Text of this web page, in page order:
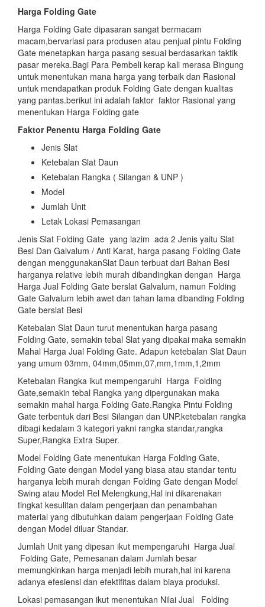
Harga Folding Gate
Harga Folding Gate dipasaran sangat bermacam
macam,bervariasi para produsen atau penjual pintu Folding
Gate menetapkan harga pasang sesuai berdasarkan taktik
pasar mereka.Bagi Para Pembeli kerap kali merasa Bingung
untuk menentukan mana harga yang terbaik dan Rasional
untuk mendapatkan produk Folding Gate dengan kualitas
yang pantas.berikut ini adalah faktor faktor Rasional yang
menentukan Harga Folding gate
Faktor Penentu Harga Folding Gate
Jenis Slat
Ketebalan Slat Daun
Ketebalan Rangka ( Silangan & UNP )
Model
Jumlah Unit
Letak Lokasi Pemasangan
Jenis Slat Folding Gate yang lazim ada 2 Jenis yaitu Slat
Besi Dan Galvalum / Anti Karat, harga pasang Folding Gate
dengan menggunakanSlat Daun terbuat dari Bahan Besi
harganya relative lebih murah dibandingkan dengan Harga
Harga Jual Folding Gate berslat Galvalum, namun Folding
Gate Galvalum lebih awet dan tahan lama dibanding Folding
Gate berslat Besi
Ketebalan Slat Daun turut menentukan harga pasang
Folding Gate, semakin tebal Slat yang dipakai maka semakin
Mahal Harga Jual Folding Gate. Adapun ketebalan Slat Daun
yang umum 03mm, 04mm,05mm,07,mm,1mm,1,2mm
Ketebalan Rangka ikut mempengaruhi Harga Folding
Gate,semakin tebal Rangka yang dipergunakan maka
semakin mahal harga Folding Gate.Rangka Pintu Folding
Gate terbentuk dari Besi Silangan dan UNP.ketebalan rangka
dibagi kedalam 3 kategori yakni rangka standar,rangka
Super,Rangka Extra Super.
Model Folding Gate menentukan Harga Folding Gate,
Folding Gate dengan Model yang biasa atau standar tentu
harganya lebih murah dengan Folding Gate dengan Model
Swing atau Model Rel Melengkung,Hal ini dikarenakan
tingkat kesulitan dalam pengerjaan dan penambahan
material yang dibutuhkan dalam pengerjaan Folding Gate
dengan Model diluar Standar.
Jumlah Unit yang dipesan ikut mempengaruhi Harga Jual
Folding Gate, Pemesanan dalam Jumlah besar
memungkinkan harga menjadi lebih murah,hal ini karena
adanya efesiensi dan efektifitas dalam biaya produksi.
Lokasi pemasangan ikut menentukan Nilai Jual Folding